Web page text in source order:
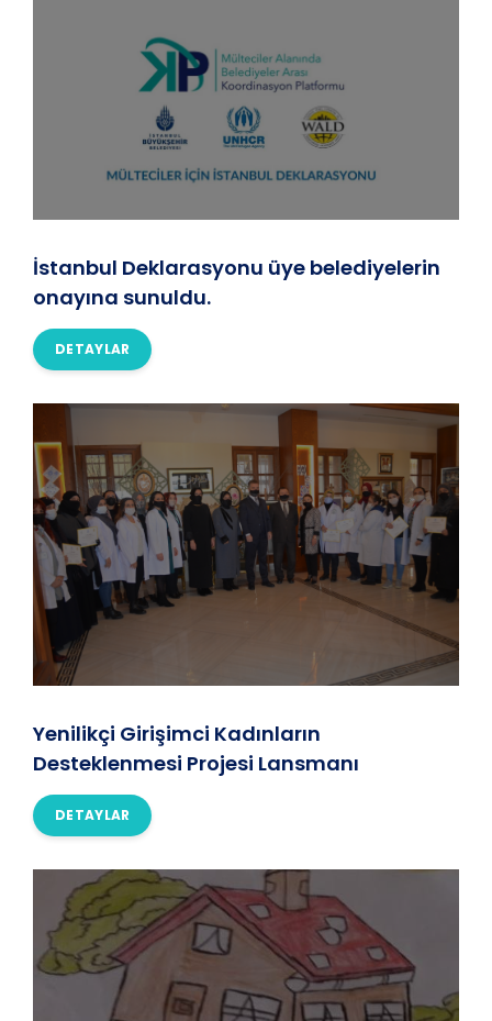
İstanbul Deklarasyonu üye belediyelerin
onayına sunuldu.
DETAYLAR
Yenilikçi Girişimci Kadınların
Desteklenmesi Projesi Lansmanı
DETAYLAR